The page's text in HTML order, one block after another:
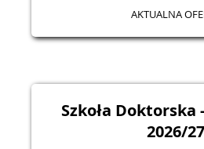
AKTUALNA
Szkoła
2026/27